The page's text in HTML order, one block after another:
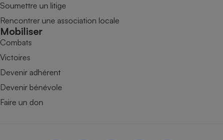
Soumettre un litige
Rencontrer une association locale
Mobiliser
Combats
Victoires
Devenir adhérent
Devenir bénévole
Faire un don